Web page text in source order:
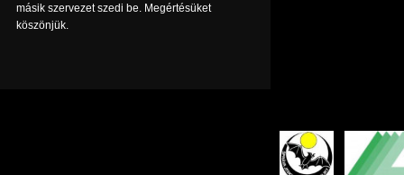
másik szervezet szedi be. Megértésüket
köszönjük.